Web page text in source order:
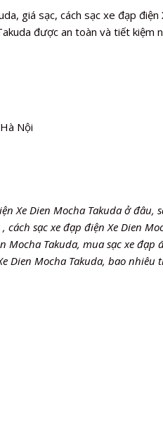
giá sạc, cách sạc xe đạp điện
được an toàn và tiết kiệm
Nội
Xe Dien Mocha Takuda ở đâu,
sạc xe đạp điện Xe Dien
Mocha Takuda, mua sạc xe đạp
Dien Mocha Takuda, bao nhiêu